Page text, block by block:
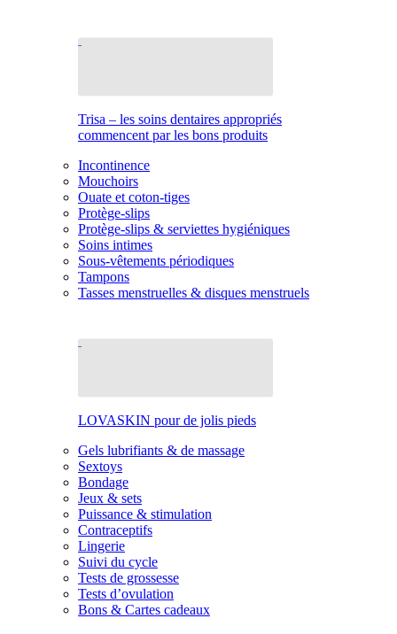
Trisa – les soins dentaires appropriés
commencent par les bons produits
Incontinence
Mouchoirs
Ouate et coton-tiges
Protège-slips
Protège-slips & serviettes hygiéniques
Soins intimes
Sous-vêtements périodiques
Tampons
Tasses menstruelles & disques menstruels
LOVASKIN pour de jolis pieds
Gels lubrifiants & de massage
Sextoys
Bondage
Jeux & sets
Puissance & stimulation
Contraceptifs
Lingerie
Suivi du cycle
Tests de grossesse
Tests d’ovulation
Bons & Cartes cadeaux